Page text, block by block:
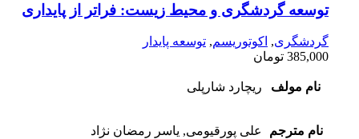
توسعه گردشگری و محیط زیست: فراتر از پایداری
گردشگری, اکوتوریسم, توسعه پایدار
385,000 تومان
نام مولف ریچارد شارپلی
نام مترجم علی پورقیومی, یاسر رمضان نژاد